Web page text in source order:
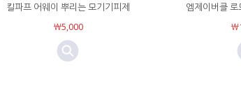
킬파프 어웨이 뿌리는 모기기피제
￦5,000
엠제이버클